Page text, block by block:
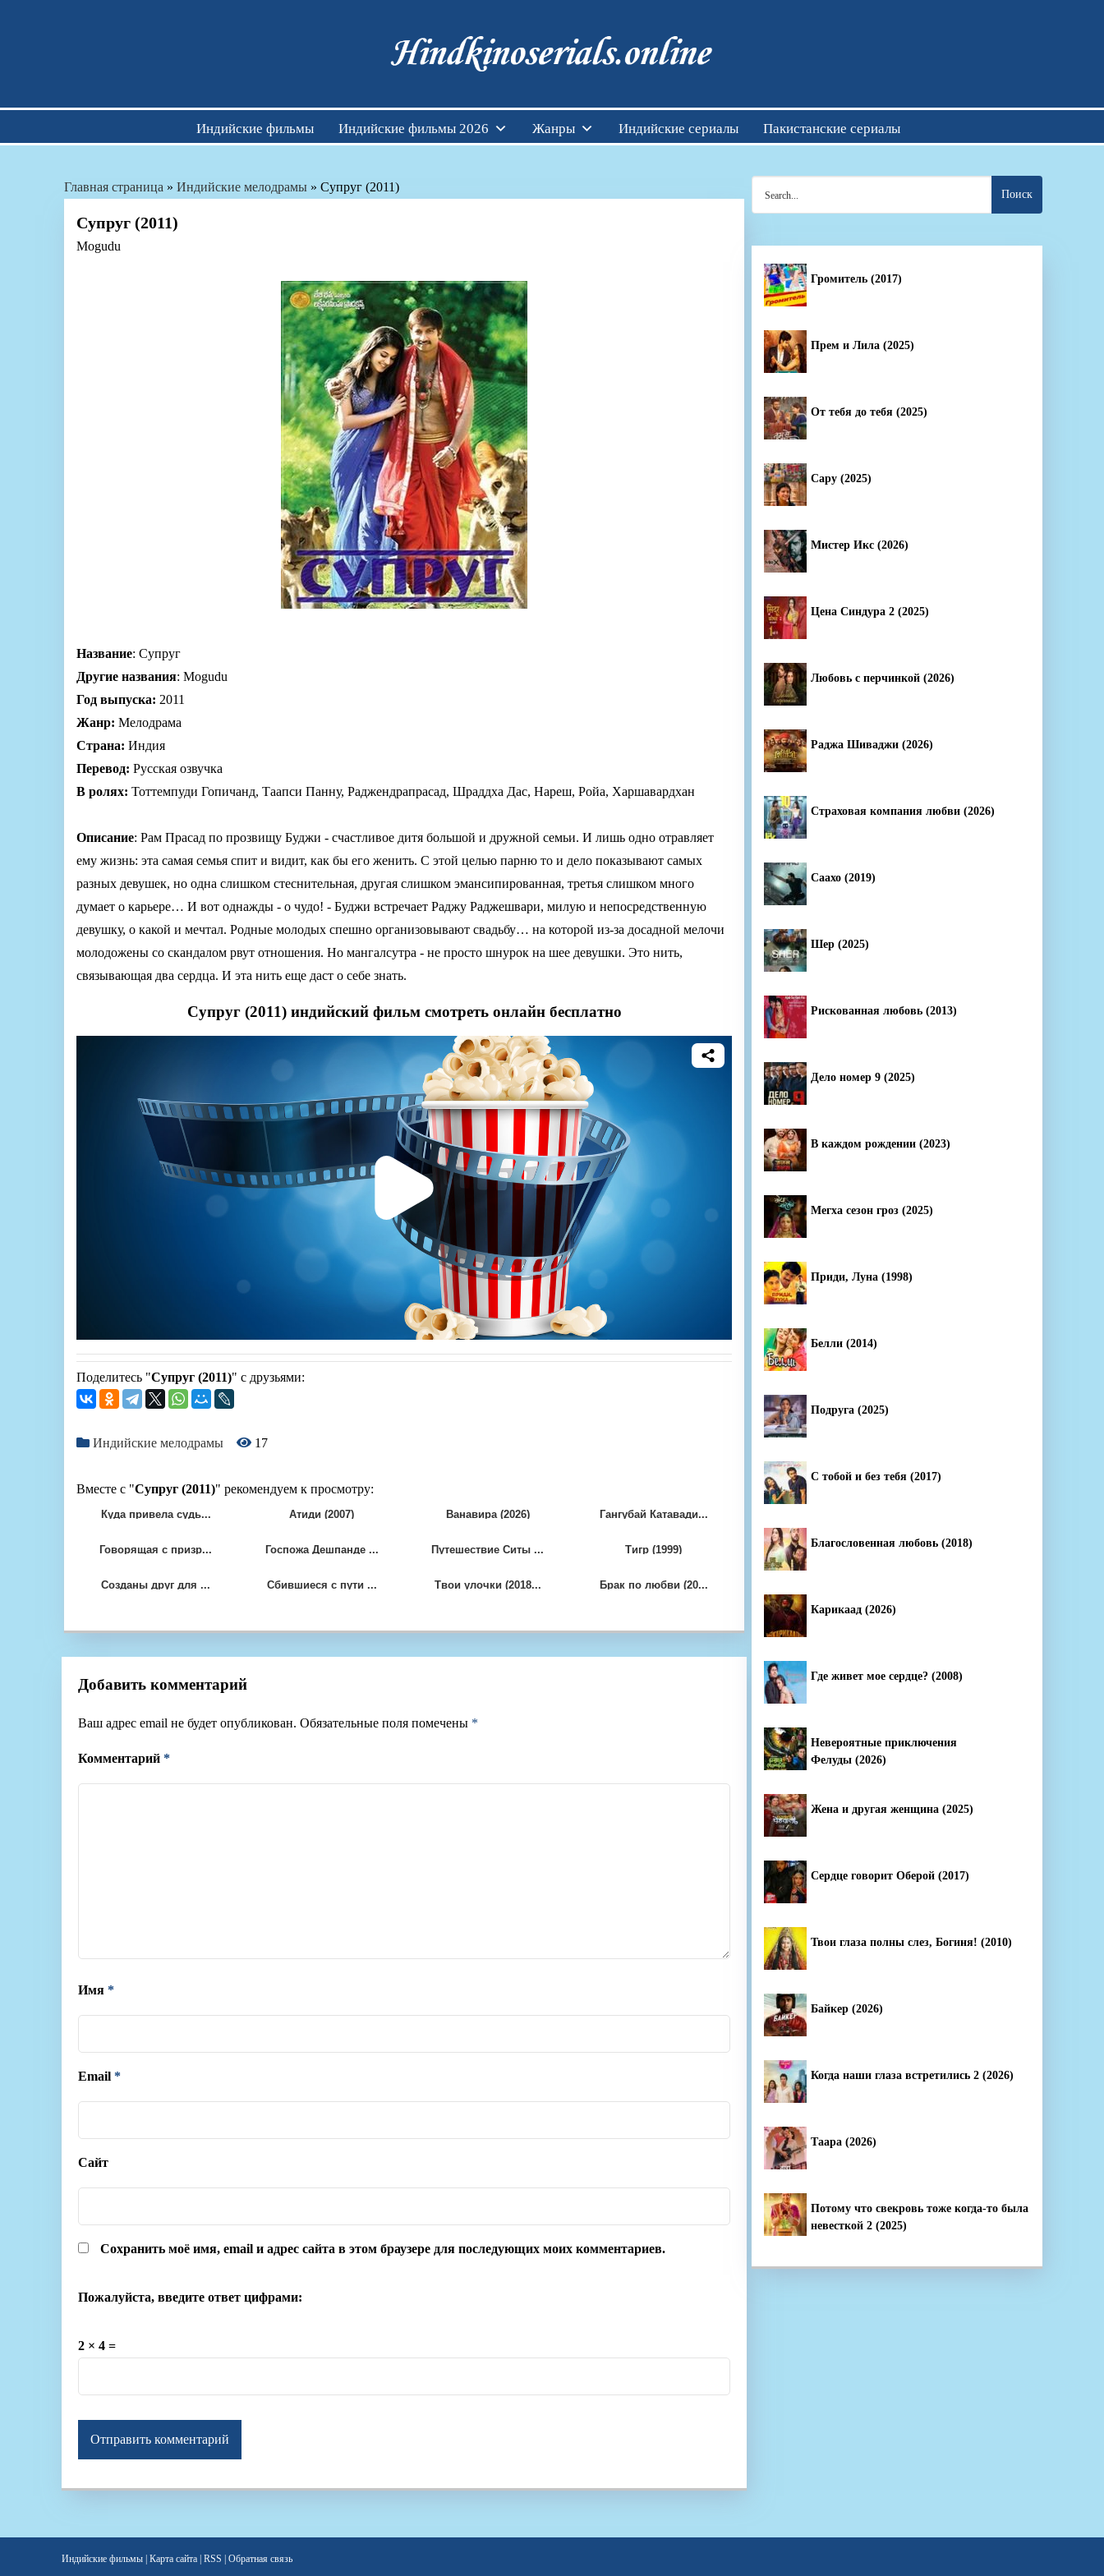
Индийские фильмы смотреть онлайн
Индийские фильмы Индийские фильмы 2026 Жанры Индийские сериалы Пакистанские сериалы
Главная страница » Индийские мелодрамы » Супруг (2011)
Супруг (2011)
Mogudu
Название: Супруг
Другие названия: Mogudu
Год выпуска: 2011
Жанр: Мелодрама
Страна: Индия
Перевод: Русская озвучка
В ролях: Тоттемпуди Гопичанд, Таапси Панну, Раджендрапрасад, Шраддха Дас, Нареш, Ройа, Харшавардхан
Описание: Рам Прасад по прозвищу Буджи - счастливое дитя большой и дружной семьи. И лишь одно отравляет
ему жизнь: эта самая семья спит и видит, как бы его женить. С этой целью парню то и дело показывают самых
разных девушек, но одна слишком стеснительная, другая слишком эмансипированная, третья слишком много
думает о карьере… И вот однажды - о чудо! - Буджи встречает Раджу Раджешвари, милую и непосредственную
девушку, о какой и мечтал. Родные молодых спешно организовывают свадьбу… на которой из-за досадной мелочи
молодожены со скандалом рвут отношения. Но мангалсутра - не просто шнурок на шее девушки. Это нить,
связывающая два сердца. И эта нить еще даст о себе знать.
Супруг (2011) индийский фильм смотреть онлайн бесплатно
Поделитесь "Супруг (2011)" с друзьями:
Индийские мелодрамы 17
Вместе с "Супруг (2011)" рекомендуем к просмотру:
Куда привела судь... Атиди (2007) Ванавира (2026) Гангубай Катавади...
Говорящая с призр... Госпожа Дешпанде ... Путешествие Ситы ... Тигр (1999)
Созданы друг для ... Сбившиеся с пути ... Твои улочки (2018... Брак по любви (20...
Добавить комментарий
Ваш адрес email не будет опубликован. Обязательные поля помечены *
Комментарий *
Имя *
Email *
Сайт
Сохранить моё имя, email и адрес сайта в этом браузере для последующих моих комментариев.
Пожалуйста, введите ответ цифрами:
2 × 4 =
for:
Громитель (2017)
Прем и Лила (2025)
От тебя до тебя (2025)
Сару (2025)
Мистер Икс (2026)
Цена Синдура 2 (2025)
Любовь с перчинкой (2026)
Раджа Шиваджи (2026)
Страховая компания любви (2026)
Саахо (2019)
Шер (2025)
Рискованная любовь (2013)
Дело номер 9 (2025)
В каждом рождении (2023)
Мегха сезон гроз (2025)
Приди, Луна (1998)
Белли (2014)
Подруга (2025)
С тобой и без тебя (2017)
Благословенная любовь (2018)
Карикаад (2026)
Где живет мое сердце? (2008)
Невероятные приключения
Фелуды (2026)
Жена и другая женщина (2025)
Сердце говорит Оберой (2017)
Твои глаза полны слез, Богиня! (2010)
Байкер (2026)
Когда наши глаза встретились 2 (2026)
Таара (2026)
Потому что свекровь тоже когда-то была
невесткой 2 (2025)
Индийские фильмы | Карта сайта | RSS | Обратная связь